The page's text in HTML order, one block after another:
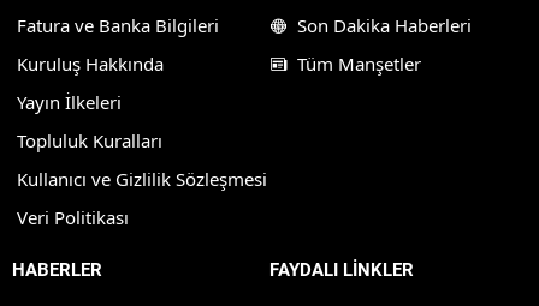
Fatura ve Banka Bilgileri
Kuruluş Hakkında
Yayın İlkeleri
Topluluk Kuralları
Kullanıcı ve Gizlilik Sözleşmesi
Veri Politikası
Son Dakika Haberleri
Tüm Manşetler
HABERLER FAYDALI LİNKLER